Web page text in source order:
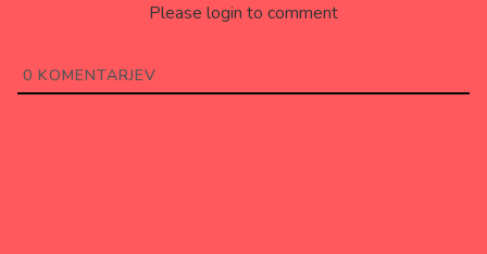
Please login to comment
0 KOMENTARJEV